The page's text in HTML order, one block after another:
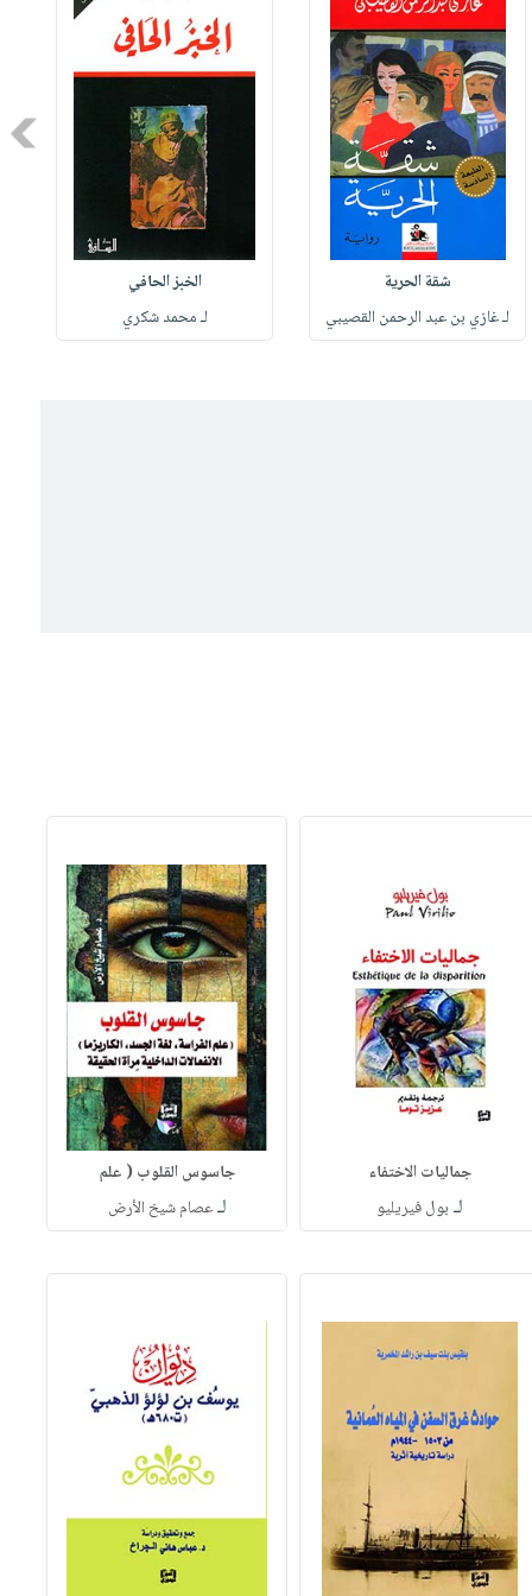
شقة الحرية
لـ غازي بن عبد الرحمن القصيبي
الخبز الحافي
لـ محمد شكري
جماليات الاختفاء
لـ بول فيريليو
جاسوس القلوب ( علم
لـعصام شيخ الأرض